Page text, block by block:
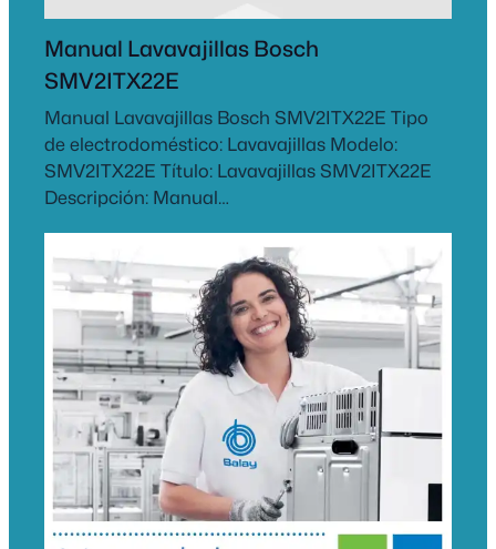
Manual Lavavajillas Bosch
SMV2ITX22E
Manual Lavavajillas Bosch SMV2ITX22E Tipo
de electrodoméstico: Lavavajillas Modelo:
SMV2ITX22E Título: Lavavajillas SMV2ITX22E
Descripción: Manual…